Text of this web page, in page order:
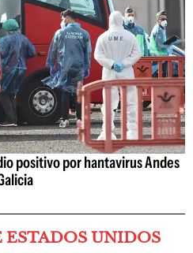
positivo por hantavirus Andes
UNIDOS